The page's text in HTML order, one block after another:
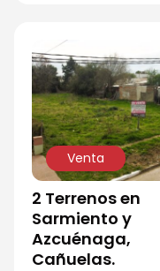
Venta
2 Terrenos en
Sarmiento y
Azcuénaga,
Cañuelas.